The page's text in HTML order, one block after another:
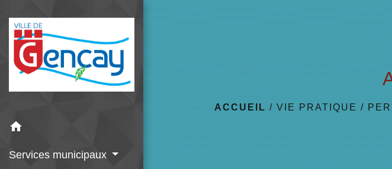
home
Services municipaux
ACCUEIL / VIE PRATIQUE /